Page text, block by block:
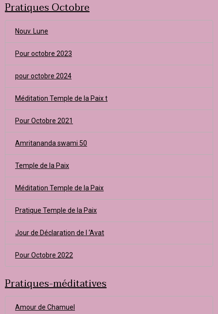
Pratiques Octobre
Nouv. Lune
Pour octobre 2023
pour octobre 2024
Méditation Temple de la Paix t
Pour Octobre 2021
Amritananda swami 50
Temple de la Paix
Méditation Temple de la Paix
Pratique Temple de la Paix
Jour de Déclaration de l ‘Avat
Pour Octobre 2022
Pratiques-méditatives
Amour de Chamuel